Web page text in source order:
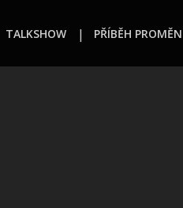
TALKSHOW PŘÍBĚH PROMĚN